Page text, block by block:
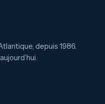
depuis 1986.